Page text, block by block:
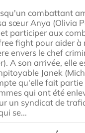
combattant
sœur Anya (Olivia
participer aux
fight pour aider à
envers le chef
A son arrivée, elle
Janek
qu'elle fait partie
qui ont été
un syndicat de
se...